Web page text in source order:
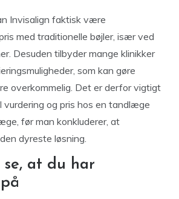
Invisalign faktisk være
med traditionelle bøjler, især ved
Desuden tilbyder mange klinikker
som kan gøre
overkommelig. Det er derfor vigtigt
vurdering og pris hos en tandlæge
før man konkluderer, at
dyreste løsning.
at du har